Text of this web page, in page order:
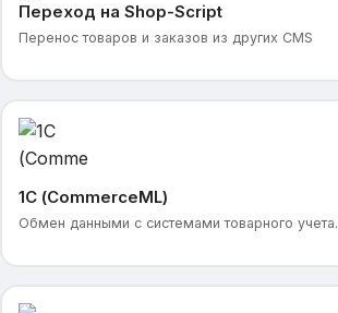
Переход на Shop-Script
Перенос товаров и заказов из других CMS
1С (CommerceML)
Обмен данными с системами товарного учета.